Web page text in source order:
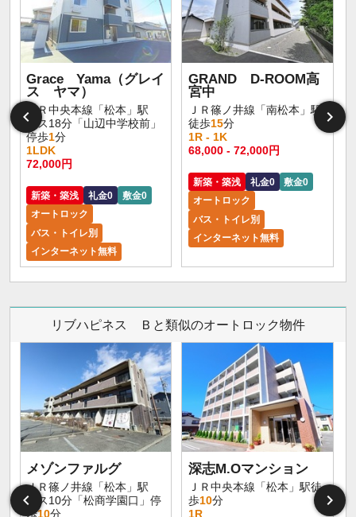
Grace Yama（グレイ
ス ヤマ）
ＪＲ中央本線「松本」駅
バス18分「山辺中学校前」
停歩1分
1LDK
72,000円
新築・築浅 礼金0
敷金0
オートロック
バス・トイレ別
インターネット無料
GRAND D-ROOM高
宮中
ＪＲ篠ノ井線「南松本」駅
徒歩15分
1R - 1K
68,000 - 72,000円
新築・築浅 礼金0
敷金0
オートロック
バス・トイレ別
インターネット無料
リブハピネス Ｂと類似のオートロック物件
メゾンファルグ
ＪＲ篠ノ井線「松本」駅
バス10分「松商学園口」停
歩10分
深志M.Oマンション
ＪＲ中央本線「松本」駅徒
歩10分
1R